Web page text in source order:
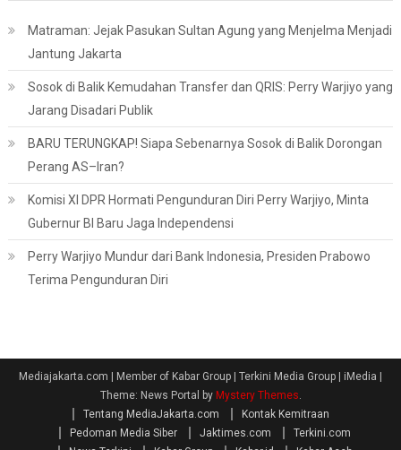
Matraman: Jejak Pasukan Sultan Agung yang Menjelma Menjadi
Jantung Jakarta
Sosok di Balik Kemudahan Transfer dan QRIS: Perry Warjiyo yang
Jarang Disadari Publik
BARU TERUNGKAP! Siapa Sebenarnya Sosok di Balik Dorongan
Perang AS–Iran?
Komisi XI DPR Hormati Pengunduran Diri Perry Warjiyo, Minta
Gubernur BI Baru Jaga Independensi
Perry Warjiyo Mundur dari Bank Indonesia, Presiden Prabowo
Terima Pengunduran Diri
Mediajakarta.com | Member of Kabar Group | Terkini Media Group | iMedia
Theme: News Portal by Mystery Themes.
Tentang MediaJakarta.com
Kontak Kemitraan
Pedoman Media Siber
Jaktimes.com
Terkini.com